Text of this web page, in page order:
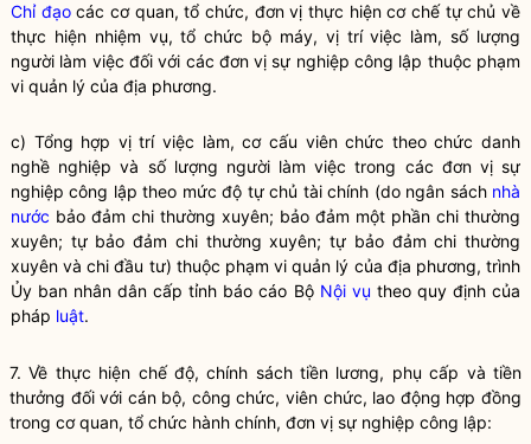
Chỉ đạocác cơ quan, tổ chức, đơn vị thực hiện cơ chế tự chủ về
thực hiện nhiệm vụ, tổ chức bộ máy, vị trí việc làm, số lượng
người làm việc đối với các đơn vị sự nghiệp công lập thuộc phạm
vi quản lý của địa phương.
c) Tổng hợp vị trí việc làm, cơ cấu viên chức theo chức danh
nghề nghiệp và số lượng người làm việc trong các đơn vị sự
nghiệp công lập theo mức độ tự chủ tài chính (do ngân sách nhà
nước bảo đảm chi thường xuyên; bảo đảm một phần chi thường
xuyên; tự bảo đảm chi thường xuyên; tự bảo đảm chi thường
xuyên và chi đầu tư) thuộc phạm vi quản lý của địa phương, trình
Ủy ban nhân dân cấp tỉnh báo cáo Bộ Nội vụ theo quy định của
pháp luật.
7. Về thực hiện chế độ, chính sách tiền lương, phụ cấp và tiền
thưởng đối với cán bộ, công chức, viên chức, lao động hợp đồng
trong cơ quan, tổ chức hành chính, đơn vị sự nghiệp công lập: